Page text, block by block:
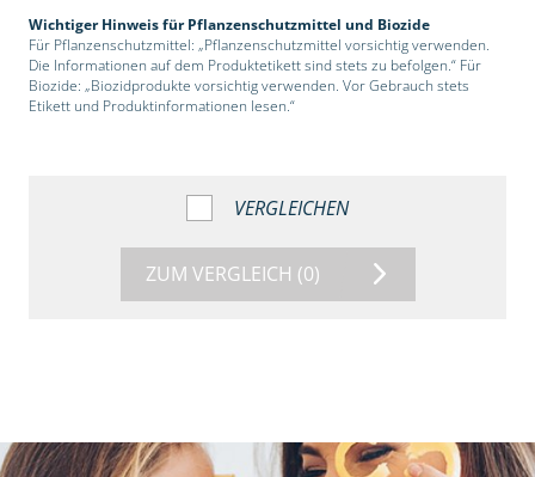
Wichtiger Hinweis für Pflanzenschutzmittel und Biozide
Für Pflanzenschutzmittel: „Pflanzenschutzmittel vorsichtig verwenden.
Die Informationen auf dem Produktetikett sind stets zu befolgen.“ Für
Biozide: „Biozidprodukte vorsichtig verwenden. Vor Gebrauch stets
Etikett und Produktinformationen lesen.“
VERGLEICHEN
ZUM VERGLEICH (0)